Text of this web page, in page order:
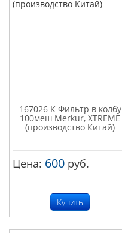
167026 К Фильтр в колбу
100меш Merkur, XTREME
(производство Китай)
Цена: 600 руб.
Купить